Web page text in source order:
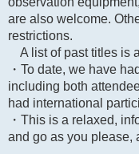
are also welcome.
restrictions.
A list of past titles is
・To date, we have
including both
had international
・This is a relaxed,
and go as you